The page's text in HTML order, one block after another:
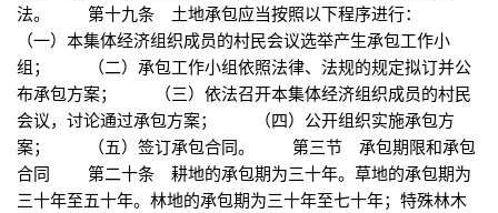
法。 第十九条 土地承包应当按照以下程序进行：
（一）本集体经济组织成员的村民会议选举产生承包工作小
组； （二）承包工作小组依照法律、法规的规定拟订并公
布承包方案； （三）依法召开本集体经济组织成员的村民
会议，讨论通过承包方案； （四）公开组织实施承包方
案； （五）签订承包合同。 第三节 承包期限和承包
合同 第二十条 耕地的承包期为三十年。草地的承包期为
三十年至五十年。林地的承包期为三十年至七十年；特殊林木